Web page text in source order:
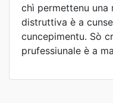
chì permettenu una
distruttiva è a
cuncepimentu. Sò
prufessiunale è a